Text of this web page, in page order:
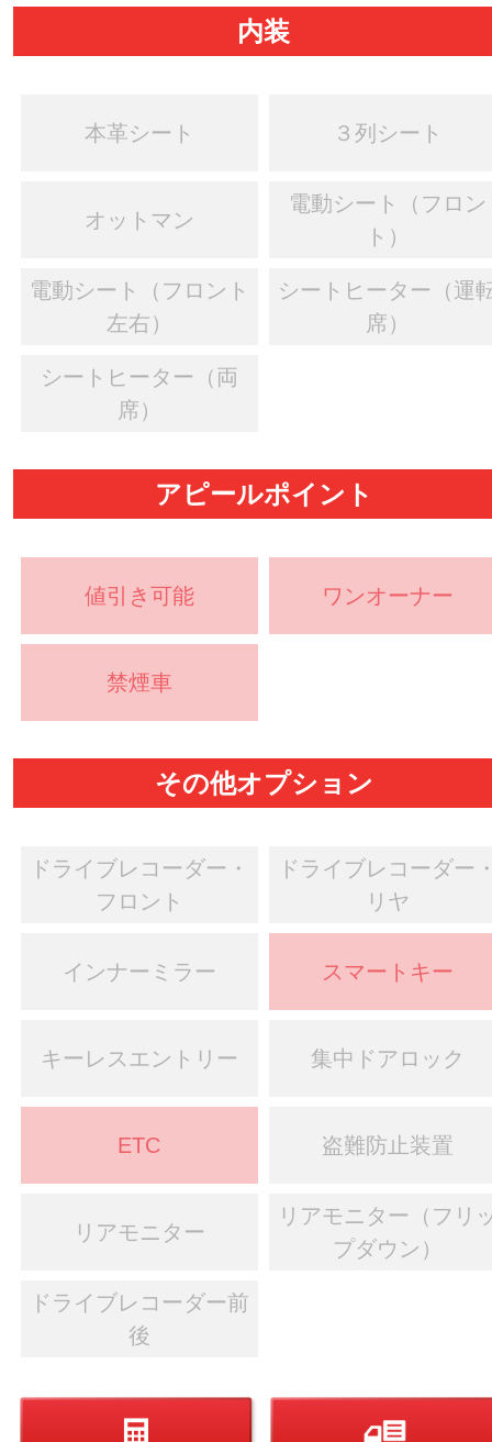
内装
本革シート ３列シート
オットマン
電動シート（フロン
ト）
電動シート（フロント
左右）
シートヒーター（運
席）
シートヒーター（両
席）
アピールポイント
値引き可能 ワンオーナー
禁煙車
その他オプション
ドライブレコーダー・
フロント
ドライブレコーダー
リヤ
インナーミラー スマートキー
キーレスエントリー 集中ドアロック
ETC 盗難防止装置
リアモニター
リアモニター（フリ
プダウン）
ドライブレコーダー前
後